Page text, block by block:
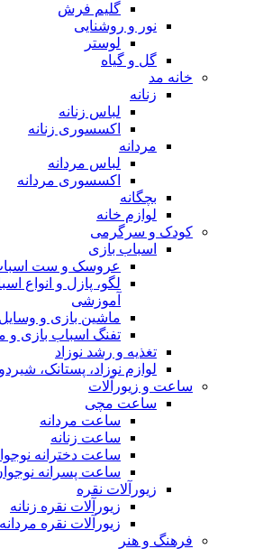
گلیم فرش
نور و روشنایی
لوستر
گل و گیاه
خانه مد
زنانه
لباس زنانه
اکسسوری زنانه
مردانه
لباس مردانه
اکسسوری مردانه
بچگانه
لوازم خانه
کودک و سرگرمی
اسباب بازی
عروسک و ست
لگو، پازل و انواع
آموزشی
ماشین بازی و
تفنگ اسباب بازی و
تغذیه و رشد نوزاد
لوازم نوزاد، پستانک،
ساعت و زیور‌آلات
ساعت مچی
ساعت مردانه
ساعت زنانه
ساعت دخترانه
ساعت پسرانه
زیورآلات نقره
زیورآلات نقره زنانه
زیورآلات نقره مردانه
فرهنگ و هنر